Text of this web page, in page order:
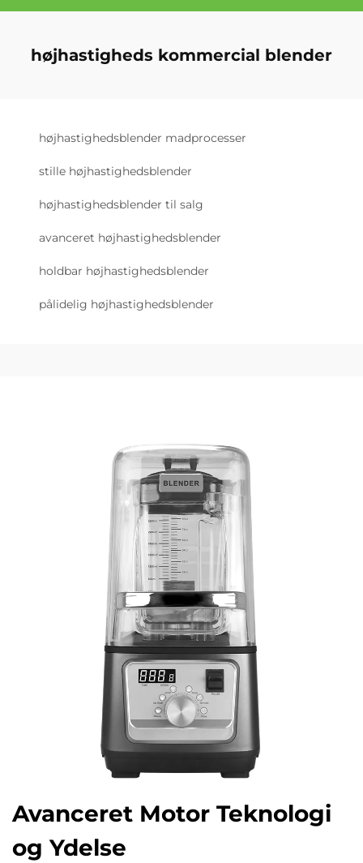
højhastigheds kommercial blender
højhastighedsblender madprocesser
stille højhastighedsblender
højhastighedsblender til salg
avanceret højhastighedsblender
holdbar højhastighedsblender
pålidelig højhastighedsblender
Avanceret Motor Teknologi
og Ydelse